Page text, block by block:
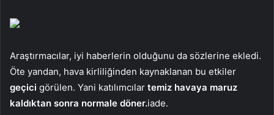
Araştırmacılar, iyi haberlerin olduğunu da sözlerine ekledi.
Öte yandan, hava kirliliğinden kaynaklanan bu etkiler
geçici görülen. Yani katılımcılar temiz havaya maruz
kaldıktan sonra normale döner.iade.